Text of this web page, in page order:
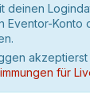
deinen
Eventor-Konto
für